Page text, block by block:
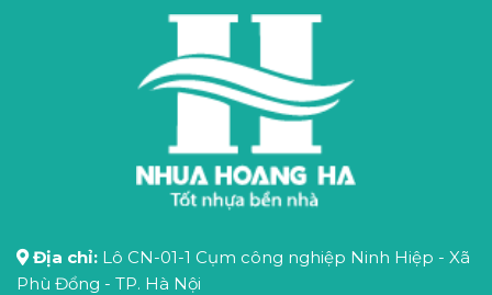
Địa chỉ: Lô CN-01-1 Cụm công nghiệp Ninh Hiệp - Xã
Phù Đổng - TP. Hà Nội